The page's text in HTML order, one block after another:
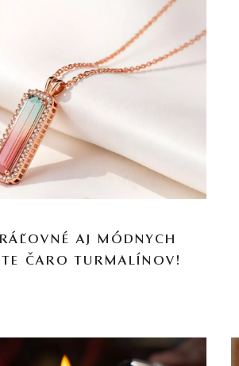
AJ MÓDNYCH
ČARO TURMALÍNOV!